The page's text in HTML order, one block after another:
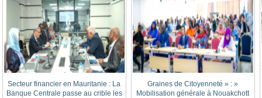
« Graines de Citoyenneté » :
Mobilisation générale à Nouakchott
Secteur financier en Mauritanie : La
Banque Centrale passe au crible les